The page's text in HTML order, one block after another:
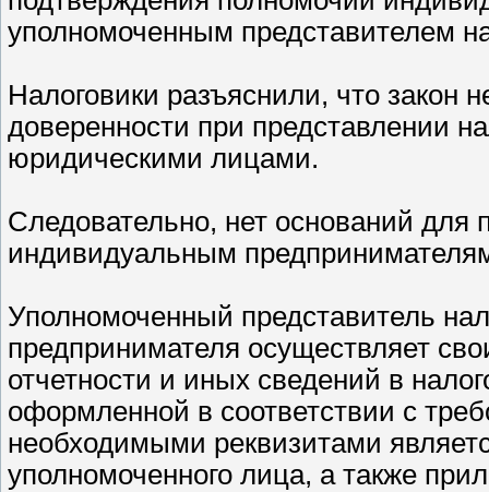
уполномоченным представителем
Налоговики разъяснили, что закон
доверенности при представлении
юридическими лицами.
Следовательно, нет оснований для
индивидуальным
Уполномоченный представитель
предпринимателя осуществляет
отчетности и иных сведений в
оформленной в соответствии с
необходимыми реквизитами
уполномоченного лица, а также